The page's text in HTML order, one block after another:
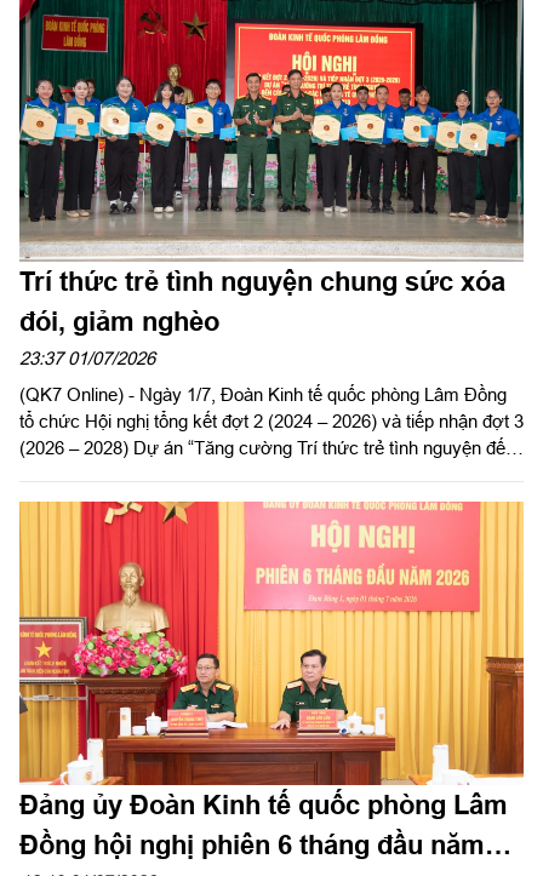
Trí thức trẻ tình nguyện chung sức xóa
đói, giảm nghèo
23:37 01/07/2026
(QK7 Online) - Ngày 1/7, Đoàn Kinh tế quốc phòng Lâm Đồng
tổ chức Hội nghị tổng kết đợt 2 (2024 – 2026) và tiếp nhận đợt 3
(2026 – 2028) Dự án “Tăng cường Trí thức trẻ tình nguyện đến
công tác tại khu kinh tế quốc phòng Bắc Lâm Đồng giai đoạn
2021 - 2030”.
Đảng ủy Đoàn Kinh tế quốc phòng Lâm
Đồng hội nghị phiên 6 tháng đầu năm
2026
12:19 01/07/2026
(QK7 Online) - Ngày 1/7, Thiếu tướng Đặng Văn Lẫm, Ủy viên
Ban Thường vụ Đảng ủy, Phó Tư lệnh Quân khu dự và phát
biểu chỉ đạo Hội nghị phiên 6 tháng đầu năm 2026 của Đảng ủy
Đoàn Kinh tế quốc phòng Lâm Đồng. Thượng tá Nguyễn Trọng
Thúy, Bí thư Đảng ủy, Chính trị viên Đoàn Kinh tế quốc phòng
Lâm Đồng chủ trì hội nghị.
TIN XEM NHIỀU:
Xúc động lễ dâng hương, thắp nến tri ân Anh hùng